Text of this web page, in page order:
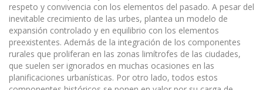
respeto y convivencia con los elementos del pasado. A pesar del
inevitable crecimiento de las urbes, plantea un modelo de
expansión controlado y en equilibrio con los elementos
preexistentes. Además de la integración de los componentes
rurales que proliferan en las zonas limítrofes de las ciudades,
que suelen ser ignorados en muchas ocasiones en las
planificaciones urbanísticas. Por otro lado, todos estos